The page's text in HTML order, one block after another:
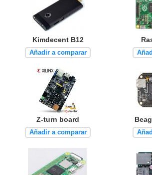
Kimdecent B12
Añadir a comparar
Z-turn board
Añadir a comparar